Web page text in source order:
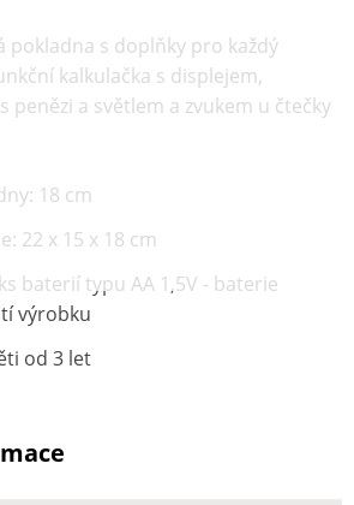
pokladna s doplňky pro každý
kalkulačka s displejem,
penězi a světlem a zvukem u čtečky
18 cm
22 x 15 x 18 cm
baterií typu AA 1,5V - baterie
výrobku
od 3 let